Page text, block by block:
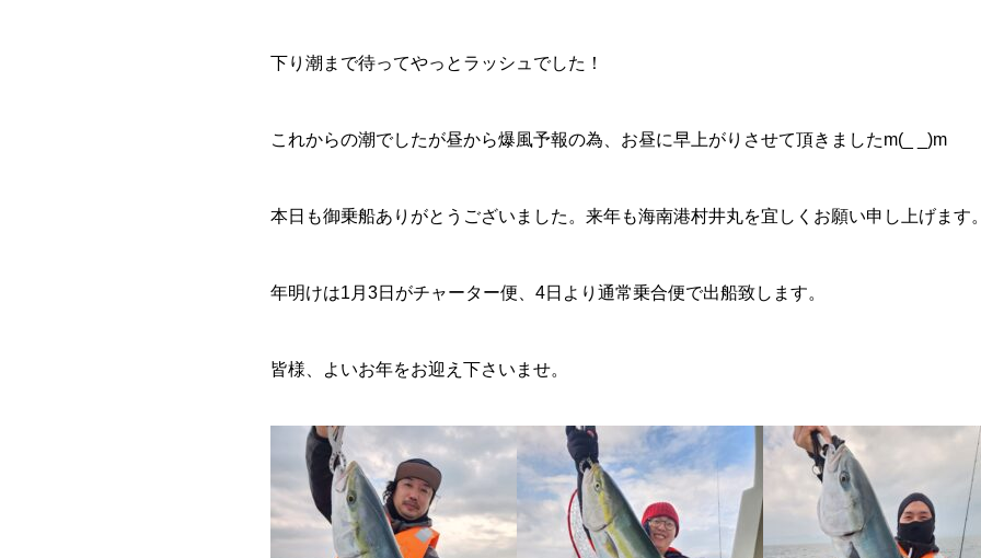
下り潮まで待ってやっとラッシュでした！
これからの潮でしたが昼から爆風予報の為、お昼に早上がりさせて頂きましたm(_ _)m
本日も御乗船ありがとうございました。来年も海南港村井丸を宜しくお願い申し上げます。
年明けは1月3日がチャーター便、4日より通常乗合便で出船致します。
皆様、よいお年をお迎え下さいませ。